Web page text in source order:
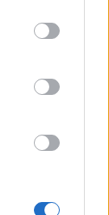
may click to
tags to
Google